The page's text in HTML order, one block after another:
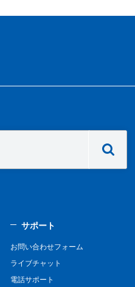
サポート
お問い合わせフォーム
ライブチャット
電話サポート